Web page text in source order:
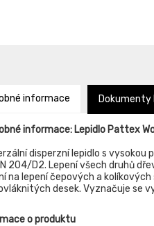
informace Dokumenty
informace: Lepidlo Pattex
disperzní lepidlo s
204/D2. Lepení všech druhů
na lepení čepových a
desek. Vyznačuje se
o produktu